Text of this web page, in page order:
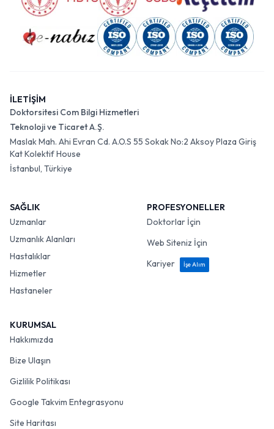
İLETİŞİM
Doktorsitesi Com Bilgi Hizmetleri
Teknoloji ve Ticaret A.Ş.
Maslak Mah. Ahi Evran Cd. A.O.S 55 Sokak No:2 Aksoy Plaza Giriş
Kat Kolektif House
İstanbul, Türkiye
SAĞLIK
Uzmanlar
Uzmanlık Alanları
Hastalıklar
Hizmetler
Hastaneler
PROFESYONELLER
Doktorlar İçin
Web Siteniz İçin
Kariyer
İşe Alım
KURUMSAL
Hakkımızda
Bize Ulaşın
Gizlilik Politikası
Google Takvim Entegrasyonu
Site Haritası